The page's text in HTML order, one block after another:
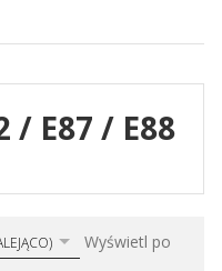
/ E87 / E88
Wyświetl po